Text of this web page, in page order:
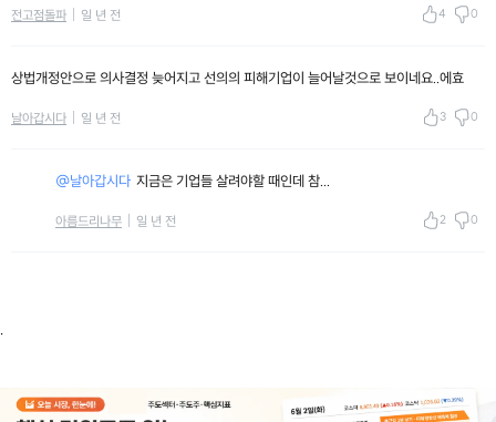
전고점돌파 일 년 전 4 0
상법개정안으로 의사결정 늦어지고 선의의 피해기업이 늘어날것으로 보이네요..에효
날아갑시다 일 년 전 3 0
@날아갑시다 지금은 기업들 살려야할 때인데 참...
아름드리나무 일 년 전 2 0
.